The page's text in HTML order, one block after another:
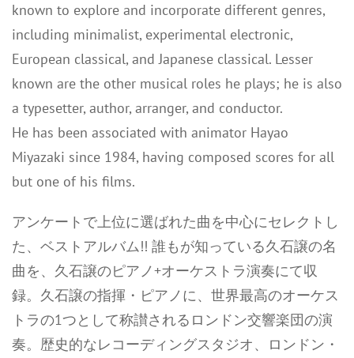
known to explore and incorporate different genres,
including minimalist, experimental electronic,
European classical, and Japanese classical. Lesser
known are the other musical roles he plays; he is also
a typesetter, author, arranger, and conductor.
He has been associated with animator Hayao
Miyazaki since 1984, having composed scores for all
but one of his films.
アンケートで上位に選ばれた曲を中心にセレクトし
た、ベストアルバム!! 誰もが知っている久石譲の名
曲を、久石譲のピアノ+オーケストラ演奏にて収
録。久石譲の指揮・ピアノに、世界最高のオーケス
トラの1つとして称讃されるロンドン交響楽団の演
奏。歴史的なレコーディングスタジオ、ロンドン・